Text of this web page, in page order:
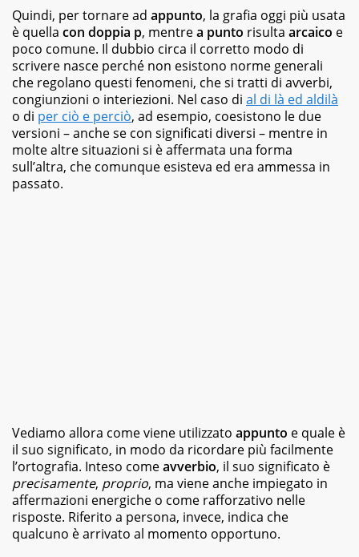
ricettari
e
ai
fotografici.
Quindi, per tornare ad appunto, la grafia oggi più usata
è quella con doppia p, mentrea punto risulta arcaico e
poco comune. Il dubbio circa il corretto modo di
scrivere nasce perché non esistono norme generali
che regolano questi fenomeni, che si tratti di avverbi,
congiunzioni o interiezioni. Nel caso di al di là ed aldilà
o di per ciò e perciò, ad esempio, coesistono le due
versioni – anche se con significati diversi – mentre in
molte altre situazioni si è affermata una forma
sull’altra, che comunque esisteva ed era ammessa in
passato.
Vediamo allora come viene utilizzato appunto e quale è
il suo significato, in modo da ricordare più facilmente
l’ortografia. Inteso comeavverbio, il suo significato è
precisamente, proprio, ma viene anche impiegato in
affermazioni energiche o come rafforzativo nelle
risposte. Riferito a persona, invece, indica che
qualcuno è arrivato al momento opportuno.